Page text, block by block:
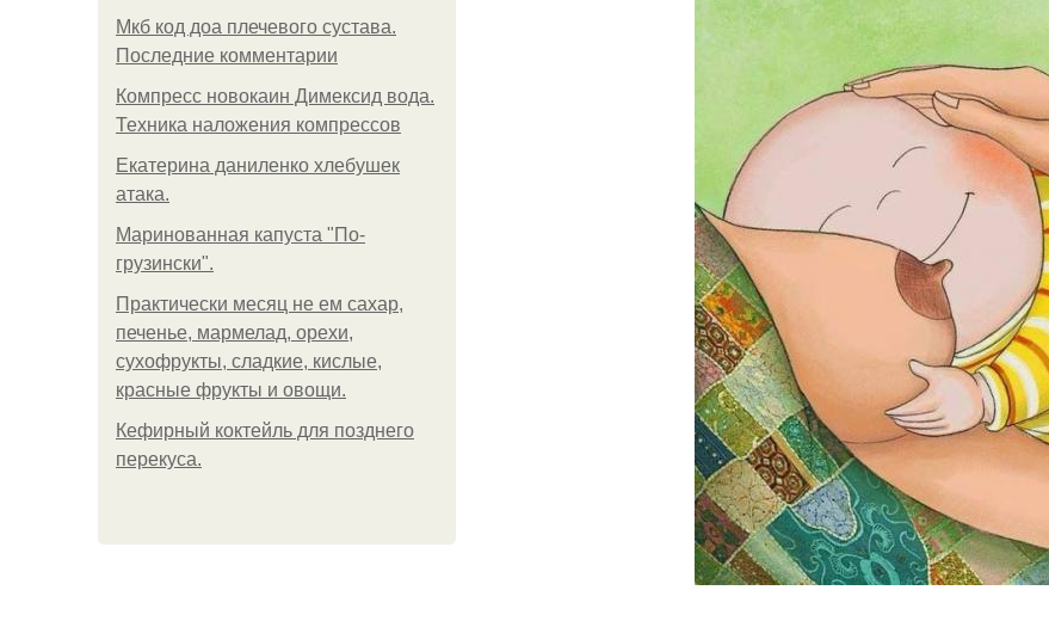
Мкб код доа плечевого сустава.
Последние комментарии
Компресс новокаин Димексид вода.
Техника наложения компрессов
Екатерина даниленко хлебушек
атака.
Маринованная капуста "По-
грузински".
Практически месяц не ем сахар,
печенье, мармелад, орехи,
сухофрукты, сладкие, кислые,
красные фрукты и овощи.
Кефирный коктейль для позднего
перекуса.